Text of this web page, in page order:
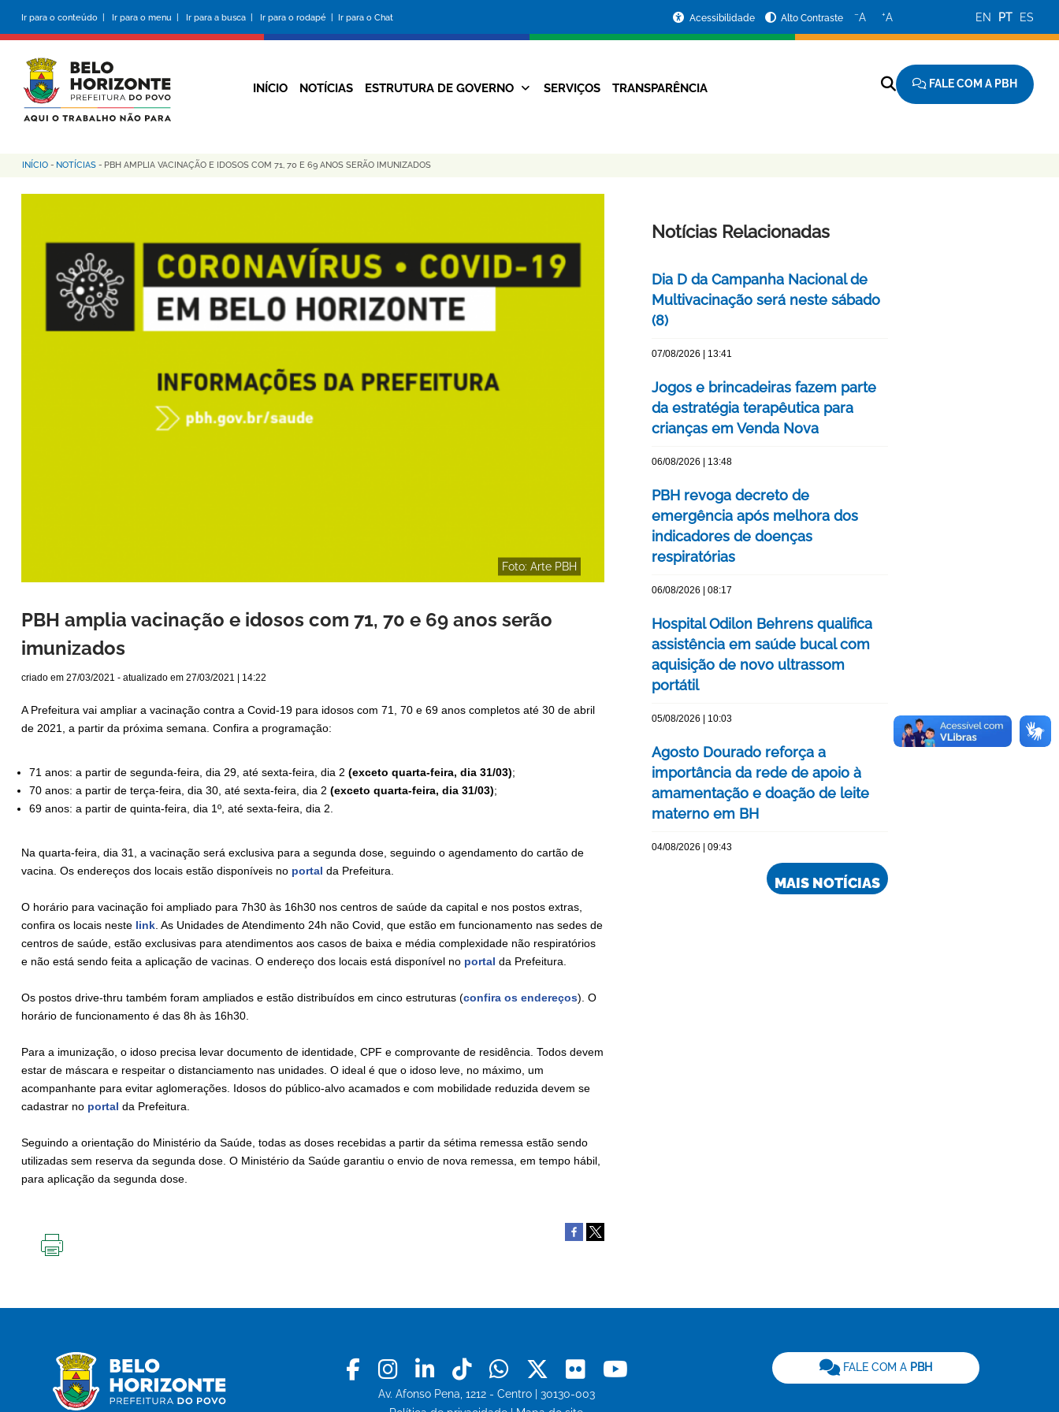
conteúdo
principal
Ir para o conteúdo | Ir para o menu | Ir para a busca | Ir para o rodapé | Ir para o Chat
da
Prefeitura
Acessibilidade Alto Contraste −A +A EN PT ES
Navegação
INÍCIO NOTÍCIAS ESTRUTURA DE GOVERNO SERVIÇOS TRANSPARÊNCIA FALE COM A PBH
Trilha
de
INÍCIO - NOTÍCIAS - PBH AMPLIA VACINAÇÃO E IDOSOS COM 71, 70 E 69 ANOS SERÃO IMUNIZADOS
Foto: Arte PBH
PBH amplia vacinação e idosos com 71, 70 e 69 anos serão
imunizados
criado em 27/03/2021 - atualizado em 27/03/2021 | 14:22
A Prefeitura vai ampliar a vacinação contra a Covid-19 para idosos com 71, 70 e 69 anos completos até 30 de abril
de 2021, a partir da próxima semana. Confira a programação:
71 anos: a partir de segunda-feira, dia 29, até sexta-feira, dia 2 (exceto quarta-feira, dia 31/03);
70 anos: a partir de terça-feira, dia 30, até sexta-feira, dia 2 (exceto quarta-feira, dia 31/03);
69 anos: a partir de quinta-feira, dia 1º, até sexta-feira, dia 2.
Na quarta-feira, dia 31, a vacinação será exclusiva para a segunda dose, seguindo o agendamento do cartão de
vacina. Os endereços dos locais estão disponíveis no portal da Prefeitura.
O horário para vacinação foi ampliado para 7h30 às 16h30 nos centros de saúde da capital e nos postos extras,
confira os locais neste link. As Unidades de Atendimento 24h não Covid, que estão em funcionamento nas sedes de
centros de saúde, estão exclusivas para atendimentos aos casos de baixa e média complexidade não respiratórios
e não está sendo feita a aplicação de vacinas. O endereço dos locais está disponível no portal da Prefeitura.
Os postos drive-thru também foram ampliados e estão distribuídos em cinco estruturas (confira os endereços). O
horário de funcionamento é das 8h às 16h30.
Para a imunização, o idoso precisa levar documento de identidade, CPF e comprovante de residência. Todos devem
estar de máscara e respeitar o distanciamento nas unidades. O ideal é que o idoso leve, no máximo, um
acompanhante para evitar aglomerações. Idosos do público-alvo acamados e com mobilidade reduzida devem se
cadastrar no portal da Prefeitura.
Seguindo a orientação do Ministério da Saúde, todas as doses recebidas a partir da sétima remessa estão sendo
utilizadas sem reserva da segunda dose. O Ministério da Saúde garantiu o envio de nova remessa, em tempo hábil,
para aplicação da segunda dose.
Notícias Relacionadas
Dia D da Campanha Nacional de
Multivacinação será neste sábado
(8)
07/08/2026 | 13:41
Jogos e brincadeiras fazem parte
da estratégia terapêutica para
crianças em Venda Nova
06/08/2026 | 13:48
PBH revoga decreto de
emergência após melhora dos
indicadores de doenças
respiratórias
06/08/2026 | 08:17
Hospital Odilon Behrens qualifica
assistência em saúde bucal com
aquisição de novo ultrassom
portátil
05/08/2026 | 10:03
Agosto Dourado reforça a
importância da rede de apoio à
amamentação e doação de leite
materno em BH
04/08/2026 | 09:43
MAIS NOTÍCIAS
Facebook
Instagram
LinkedinTiktokWhatsapp
X Flickr
Av. Afonso Pena, 1212 - Centro | 30130-003
FALE COM A PBH